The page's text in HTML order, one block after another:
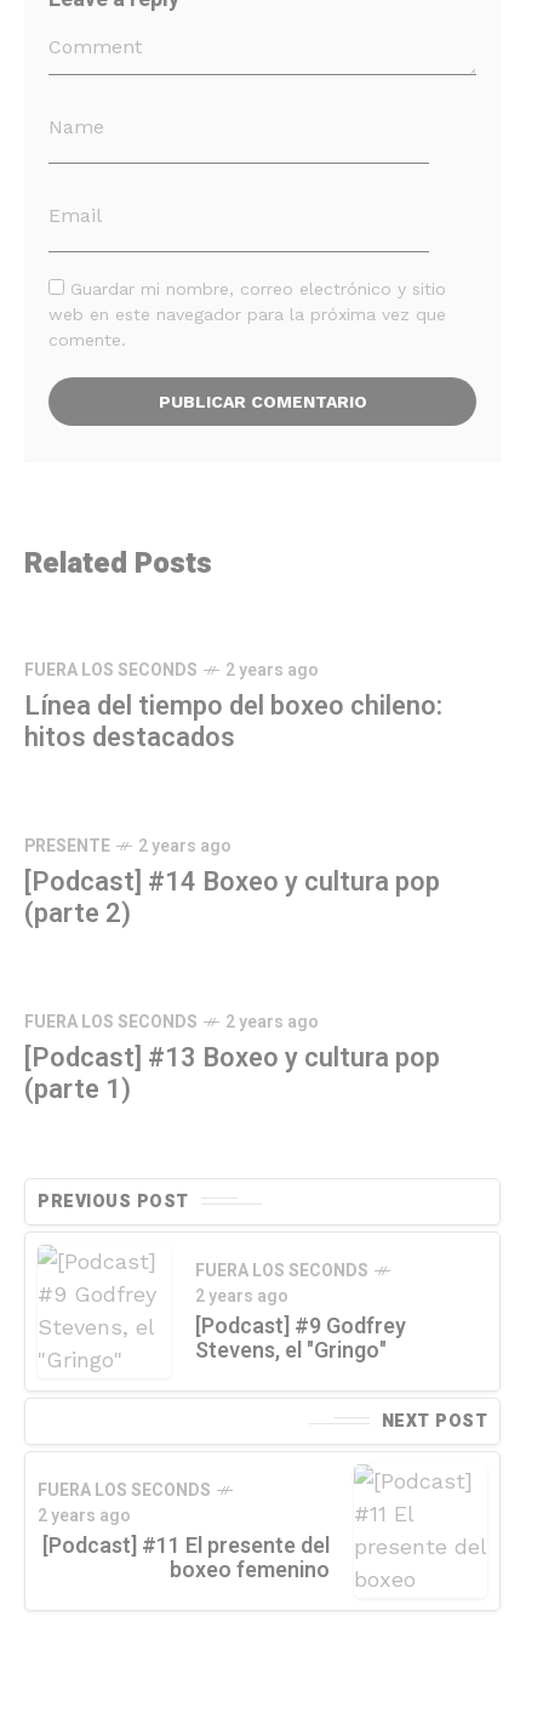
Guardar mi nombre, correo electrónico y sitio
web en este navegador para la próxima vez que
comente.
Related Posts
FUERA LOS SECONDS 2 years ago
Línea del tiempo del boxeo chileno:
hitos destacados
PRESENTE 2 years ago
[Podcast] #14 Boxeo y cultura pop
(parte 2)
FUERA LOS SECONDS 2 years ago
[Podcast] #13 Boxeo y cultura pop
(parte 1)
PREVIOUS POST
FUERA LOS SECONDS
2 years ago
[Podcast] #9 Godfrey
Stevens, el "Gringo"
NEXT POST
FUERA LOS SECONDS
2 years ago
[Podcast] #11 El presente del
boxeo femenino